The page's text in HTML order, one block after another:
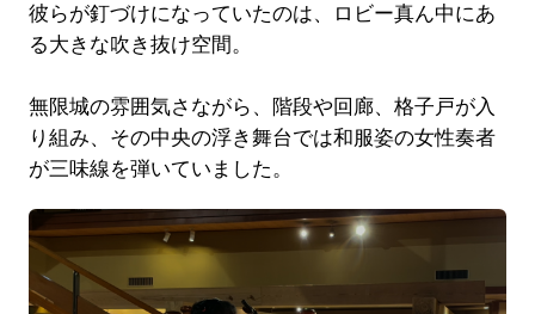
彼らが釘づけになっていたのは、ロビー真ん中にあ
る大きな吹き抜け空間。
無限城の雰囲気さながら、階段や回廊、格子戸が入
り組み、その中央の浮き舞台では和服姿の女性奏者
が三味線を弾いていました。